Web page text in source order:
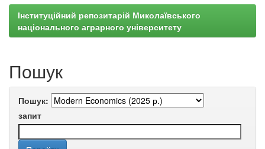
Інституційний репозитарій Миколаївського
національного аграрного університету
Пошук
Пошук:
запит